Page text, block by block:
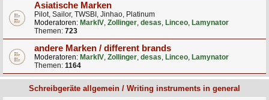
Asiatische Marken
Pilot, Sailor, TWSBI, Jinhao, Platinum
Moderatoren: MarkIV, Zollinger, desas, Linceo, Lamynator
Themen: 723
andere Marken / different brands
Moderatoren: MarkIV, Zollinger, desas, Linceo, Lamynator
Themen: 1164
Schreibgeräte allgemein / Writing instruments in general